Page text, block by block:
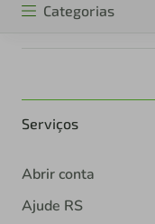
Categorias
Serviços
Abrir conta
Ajude RS